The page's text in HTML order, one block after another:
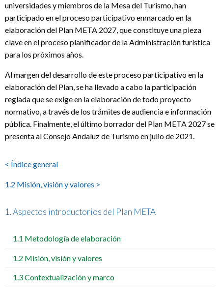
universidades y miembros de la Mesa del Turismo, han
participado en el proceso participativo enmarcado en la
elaboración del Plan META 2027, que constituye una pieza
clave en el proceso planificador de la Administración turística
para los próximos años.
Al margen del desarrollo de este proceso participativo en la
elaboración del Plan, se ha llevado a cabo la participación
reglada que se exige en la elaboración de todo proyecto
normativo, a través de los trámites de audiencia e información
pública. Finalmente, el último borrador del Plan META 2027 se
presenta al Consejo Andaluz de Turismo en julio de 2021.
< Índice general
1.2 Misión, visión y valores >
1. Aspectos introductorios del Plan META
1.1 Metodología de elaboración
1.2 Misión, visión y valores
1.3 Contextualización y marco